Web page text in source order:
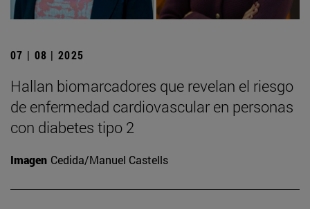
07 | 08 | 2025
Hallan biomarcadores que revelan el riesgo
de enfermedad cardiovascular en personas
con diabetes tipo 2
Imagen Cedida/Manuel Castells